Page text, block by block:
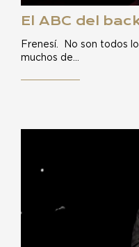
El ABC del
Frenesí. No son todos
muchos de…